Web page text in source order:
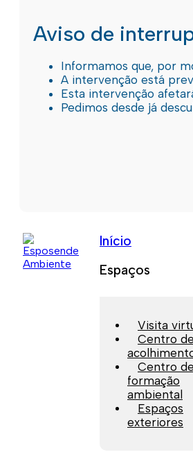
Aviso de
Informamos que, por
A intervenção está
Esta intervenção
Pedimos desde já
Início
Espaços
Visita
Centro de
Centro de
formação
ambiental
Espaços
exteriores